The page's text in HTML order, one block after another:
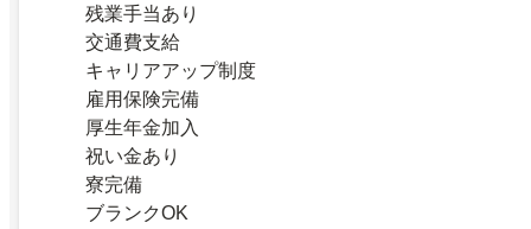
残業手当あり
交通費支給
キャリアアップ制度
雇用保険完備
厚生年金加入
祝い金あり
寮完備
ブランクOK